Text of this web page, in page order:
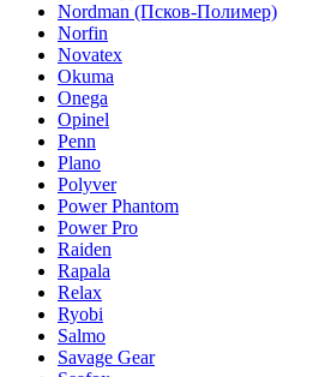
Nordman (Псков-Полимер)
Norfin
Novatex
Okuma
Onega
Opinel
Penn
Plano
Polyver
Power Phantom
Power Pro
Raiden
Rapala
Relax
Ryobi
Salmo
Savage Gear